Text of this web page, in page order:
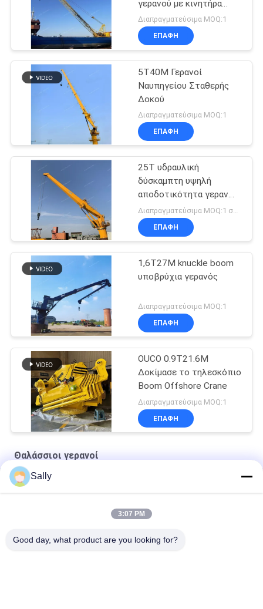
γερανού με κινητήρα
ντίζελ
Διαπραγματεύσιμα MOQ:1
ΕΠΑΦΉ
5T40M Γερανοί
Ναυπηγείου Σταθερής
Δοκού
Διαπραγματεύσιμα MOQ:1
ΕΠΑΦΉ
25T υδραυλική
δύσκαμπτη υψηλή
αποδοτικότητα γερανών
βραχιόνων θαλάσσια
ηλεκτρική για βαρέων
καθηκόντων
Διαπραγματεύσιμα MOQ:1 σύνολο
ΕΠΑΦΉ
1,6T27M knuckle boom
υποβρύχια γερανός
Διαπραγματεύσιμα MOQ:1
ΕΠΑΦΉ
OUCO 0.9T21.6M
Δοκίμασε το τηλεσκόπιο
Boom Offshore Crane
Διαπραγματεύσιμα MOQ:1
ΕΠΑΦΉ
Θαλάσσιοι γερανοί
Ναυτικό συρματόσχοινο Premium OUCO
Sally
3:07 PM
Good day, what product are you looking for?